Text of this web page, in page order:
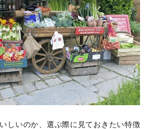
しいのか、選ぶ際に見ておきたい特徴